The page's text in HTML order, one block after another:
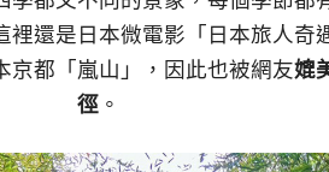
裡還是日本微電影「日本旅人奇
京都「嵐山」，因此也被網友媲
徑 。